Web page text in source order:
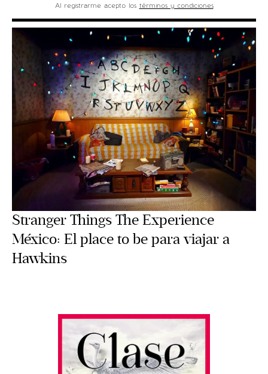
Al registrarme acepto los términos y condiciones
Stranger Things The Experience
México: El place to be para viajar a
Hawkins